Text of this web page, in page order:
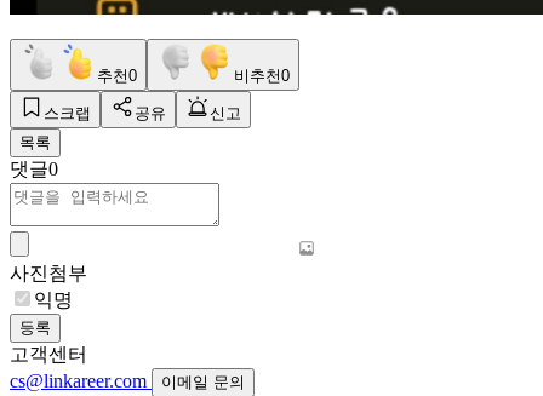
추천0 비추천0
스크랩 공유
신고
목록
댓글0
사진첨부
익명
등록
고객센터
cs@linkareer.com
이메일 문의